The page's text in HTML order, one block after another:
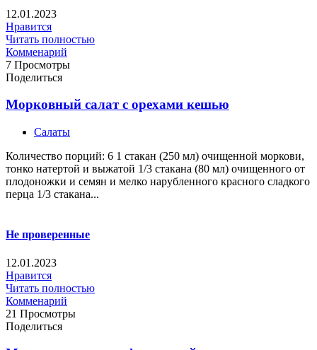
12.01.2023
Нравится
Читать полностью
Комменарий
7 Просмотры
Поделиться
Морковный салат с орехами кешью
Салаты
Количество порций: 6 1 стакан (250 мл) очищенной моркови,
тонко натертой и выжатой 1/3 стакана (80 мл) очищенного от
плодоножки и семян и мелко нарубленного красного сладкого
перца 1/3 стакана...
Не проверенные
12.01.2023
Нравится
Читать полностью
Комменарий
21 Просмотры
Поделиться